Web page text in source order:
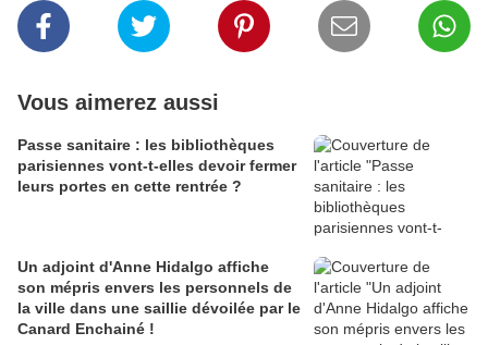
Vous aimerez aussi
Passe sanitaire : les bibliothèques
parisiennes vont-t-elles devoir fermer
leurs portes en cette rentrée ?
Un adjoint d'Anne Hidalgo affiche
son mépris envers les personnels de
la ville dans une saillie dévoilée par le
Canard Enchainé !